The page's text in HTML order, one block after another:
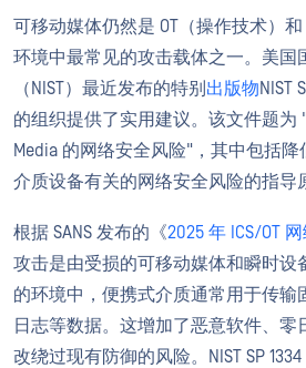
可移动媒体仍然是 OT（操作技术）和
环境中最常见的攻击载体之一。美国
（NIST）最近发布的特别 出版物NIST
的组织提供了实用建议。该文件题为
Media 的网络安全风险"，其中包括
介质设备有关的网络安全风险的指导
根据 SANS 发布的《2025 年 ICS/OT
攻击是由受损的可移动媒体和瞬时设
的环境中，便携式介质通常用于传输
日志等数据。这增加了恶意软件、零
改绕过现有防御的风险。NIST SP